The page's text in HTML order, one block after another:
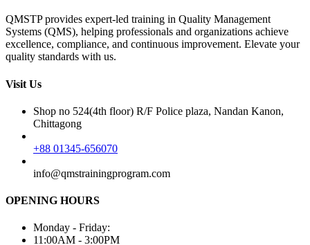
QMSTP provides expert-led training in Quality Management
Systems (QMS), helping professionals and organizations achieve
excellence, compliance, and continuous improvement. Elevate your
quality standards with us.
Visit Us
Shop no 524(4th floor) R/F Police plaza, Nandan Kanon,
Chittagong
+88 01345-656070
info@qmstrainingprogram.com
OPENING HOURS
Monday - Friday:
11:00AM - 3:00PM